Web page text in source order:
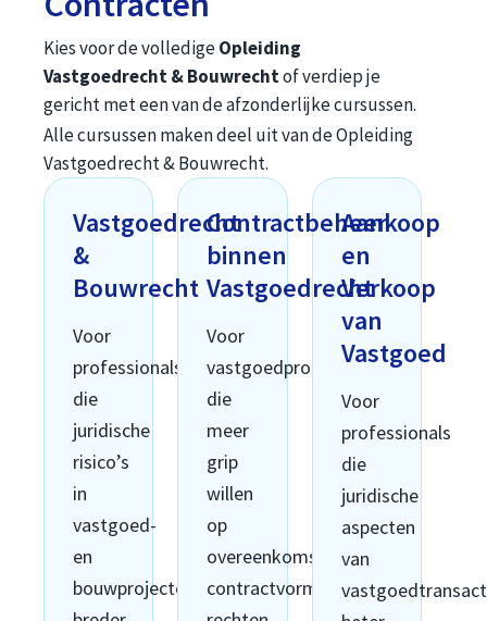
Kies voor de volledigeOpleiding
Vastgoedrecht & Bouwrechtof verdiep je
gericht met een van de afzonderlijke cursussen.
Alle cursussen maken deel uit van de Opleiding
Vastgoedrecht & Bouwrecht.
Vastgoedrecht
&
Bouwrecht
Voor
professionals
die
juridische
risico’s
in
vastgoed-
en
bouwprojecten
Contractbeheer
binnen
Vastgoedrecht
Voor
vastgoedprofessionals
die
meer
grip
willen
op
overeenkomsten,
contractvorming,
Aankoop
en
Verkoop
van
Vastgoed
Voor
professionals
die
juridische
aspecten
van